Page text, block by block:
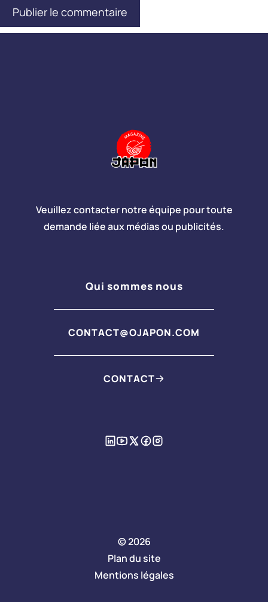
Veuillez contacter notre équipe pour toute
demande liée aux médias ou publicités.
Qui sommes nous
CONTACT@OJAPON.COM
CONTACT
© 2026
Plan du site
Mentions légales